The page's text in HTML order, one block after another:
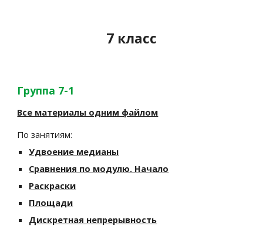
7 класс
Группа 7-1
Все материалы одним файлом
По занятиям:
Удвоение медианы
Сравнения по модулю. Начало
Раскраски
Площади
Дискретная непрерывность